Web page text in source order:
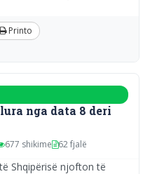
Printo
nga data 8 deri
677 shikime 62 fjalë
Shqipërisë njofton të